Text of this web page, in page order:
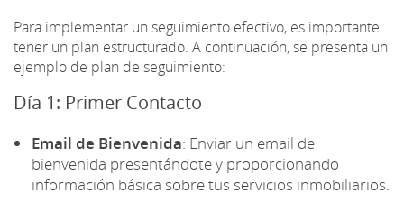
Para implementar un seguimiento efectivo, es importante
tener un plan estructurado. A continuación, se presenta un
ejemplo de plan de seguimiento:
Día 1: Primer Contacto
Email de Bienvenida: Enviar un email de
bienvenida presentándote y proporcionando
información básica sobre tus servicios inmobiliarios.